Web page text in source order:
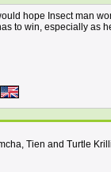
hope Insect man
to win, especially as
Tien and Turtle